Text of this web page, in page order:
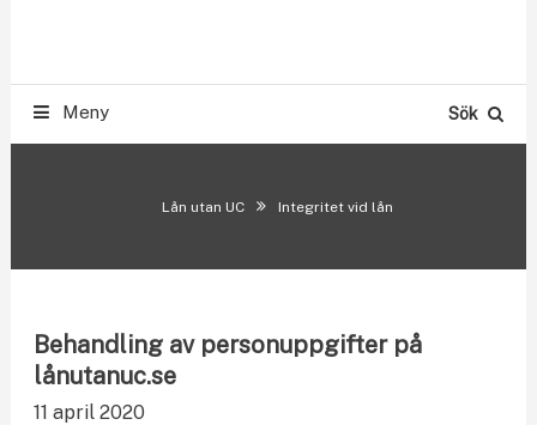
Content
Meny Sök
Lån utan UC Integritet vid lån
Behandling av personuppgifter på
lånutanuc.se
11 april 2020